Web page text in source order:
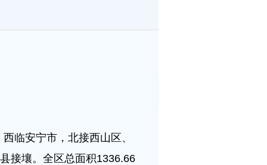
临安宁市，北接西山区、
接壤。全区总面积1336.66